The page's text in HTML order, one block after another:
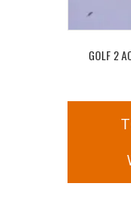
GOLF 2